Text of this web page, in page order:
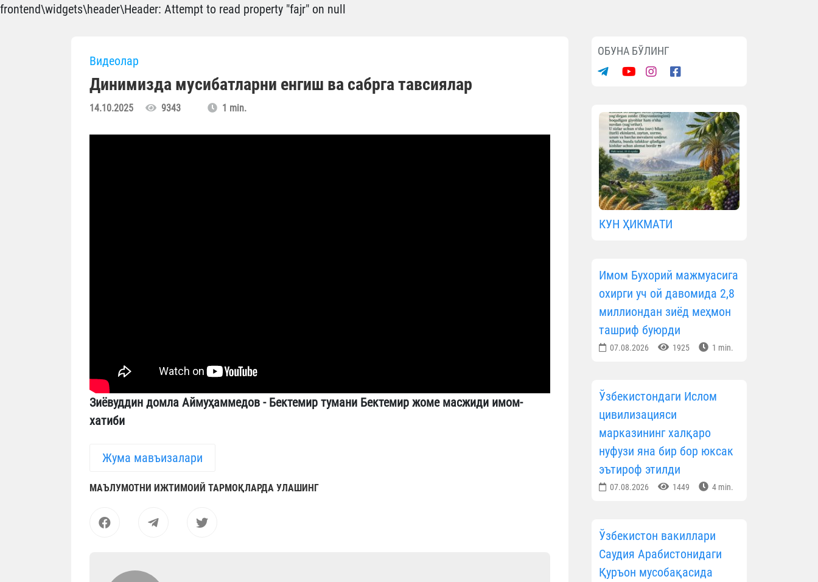
frontend\widgets\header\Header: Attempt to read property "fajr" on null
Видеолар
Динимизда мусибатларни енгиш ва сабрга тавсиялар
14.10.2025 9343 1 min.
Зиёвуддин домла Аймуҳаммедов - Бектемир тумани Бектемир жоме масжиди имом-
хатиби
Жума мавъизалари
МАЪЛУМОТНИ ИЖТИМОИЙ ТАРМОҚЛАРДА УЛАШИНГ
ОБУНА БЎЛИНГ
КУН ҲИКМАТИ
Имом Бухорий мажмуасига
охирги уч ой давомида 2,8
миллиондан зиёд меҳмон
ташриф буюрди
07.08.2026 1925 1 min.
Ўзбекистондаги Ислом
цивилизацияси
марказининг халқаро
нуфузи яна бир бор юксак
эътироф этилди
07.08.2026 1449 4 min.
Ўзбекистон вакиллари
Саудия Арабистонидаги
Қуръон мусобақасида